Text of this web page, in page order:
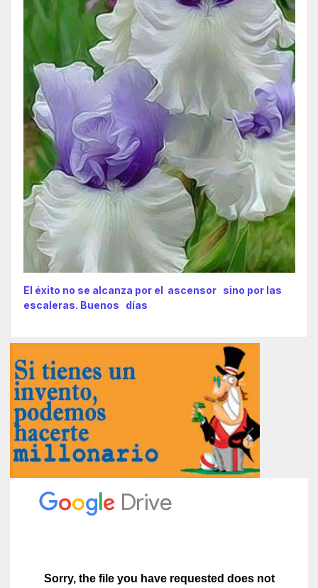
El éxito no se alcanza por el ascensor sino por las
escaleras. Buenos días